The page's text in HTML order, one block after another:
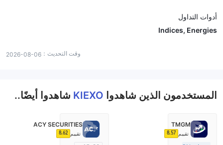
أدوات التداول
Indices, Energies
وقت التحديث： 2026-08-06
المستخدمون الذين شاهدوا KIEXO شاهدوا أيضًا..
TMGM
تقييم 8.57
ACY SECURITIES
تقييم 8.62